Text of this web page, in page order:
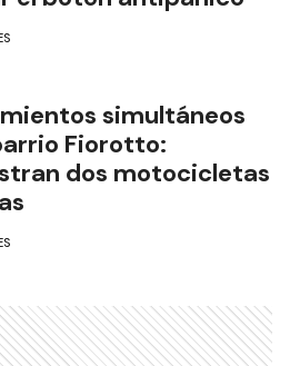
simultáneos
Fiorotto:
dos motocicletas